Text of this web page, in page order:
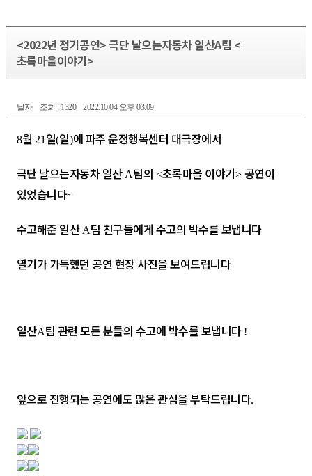
<2022년 정기공연> 극단 날으는자동차 일산A팀 <
초록마을이야기>
날자 조회 : 1320 2022.10.04 오후 03:09
8월 21 일(일)에 파주 운정행복센터 대극장에서
극단 날으는자동차 일산A팀의 <초록마을 이야기> 공연이
있었습니다~
수고해준 일산 A팀 친구들에게 수고의 박수를 보냅니다
열기가 가득했던 공연 현장 사진을 보여드립니다
일산A팀 관련 모든 분들의 수고에 박수를 보냅니다 !
앞으로 진행되는 공연에도 많은 관심을 부탁드립니다.